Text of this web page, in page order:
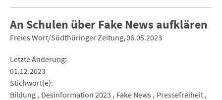
An Schulen über Fake News aufklären
Freies Wort/Südthüringer Zeitung 06.05.2023
Letzte Änderung
01.12.2023
Stichwort(e)
Bildung Desinformation 2023 Fake News
Pressefreiheit